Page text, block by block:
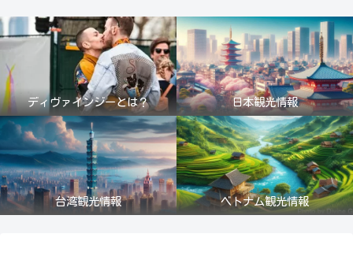
ディヴァインジーとは？ 日本観光情報
台湾観光情報 ベトナム観光情報